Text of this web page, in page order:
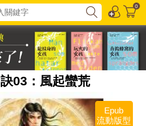
0
訣03：風起蠻荒
Epub
流動版型